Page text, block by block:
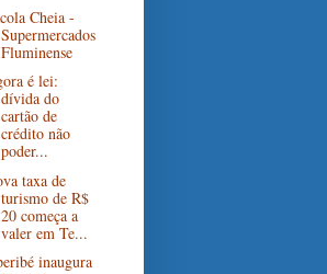
Cheia -
Supermercados
Fluminense
é lei:
dívida do
cartão de
crédito não
poder...
taxa de
turismo de R$
20 começa a
valer em Te...
inaugura